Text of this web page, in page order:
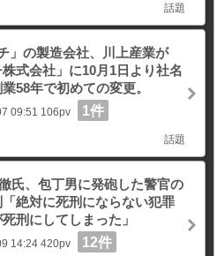
話題
」の製造会社、川上産業が
株式会社」に10月1日より社名
58年で初めての変更。
09:51 106pv 1件
話題
氏、包丁男に発砲した警官の
絶対に死刑にならない犯罪
刑にしてしまった」
14:24 420pv 12件